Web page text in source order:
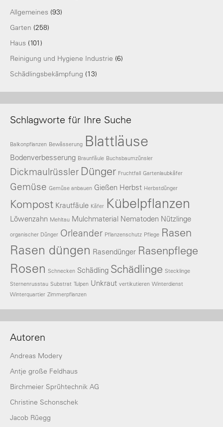
Allgemeines (93)
Garten (258)
Haus (101)
Reinigung und Hygiene Industrie (6)
Schädlingsbekämpfung (13)
Schlagworte für Ihre Suche
Balkonpflanzen Bewässerung Blattläuse
Bodenverbesserung Braunfäule Buchsbaumzünsler
Dickmaulrüssler Dünger Fruchtfall Gartenlaubkäfer
Gemüse Gemüse anbauen Gießen Herbst Herbstdünger
Kompost Krautfäule Käfer Kübelpflanzen
Löwenzahn Mehltau Mulchmaterial Nematoden Nützlinge
organischer Dünger Orleander Pflanzenschutz Pflege Rasen
Rasen düngen Rasendünger Rasenpflege
Rosen Schnecken Schädling Schädlinge Stecklinge
Sternenrusstau Substrat Tulpen Unkraut vertikutieren Winterdienst
Winterquartier Zimmerpflanzen
Autoren
Andreas Modery
Antje große Feldhaus
Birchmeier Sprühtechnik AG
Christine Schonschek
Jacob Rüegg